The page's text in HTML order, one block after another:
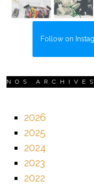
Follow on
NOS ARCHIVES
2026
2025
2024
2023
2022